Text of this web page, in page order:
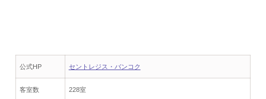
公式HP セントレジス・バンコク
客室数 228室